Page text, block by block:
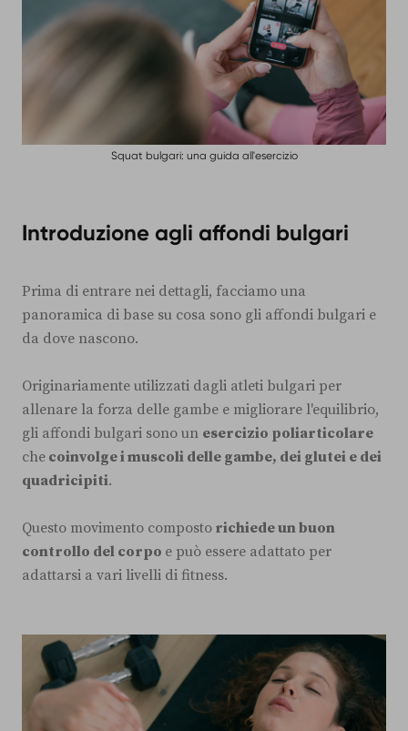
Squat bulgari: una guida all'esercizio
Introduzione agli affondi bulgari
Prima di entrare nei dettagli, facciamo una
panoramica di base su cosa sono gli affondi bulgari e
da dove nascono.
Originariamente utilizzati dagli atleti bulgari per
allenare la forza delle gambe e migliorare l'equilibrio,
gli affondi bulgari sono un esercizio poliarticolare
che coinvolge i muscoli delle gambe, dei glutei e dei
quadricipiti.
Questo movimento composto richiede un buon
controllo del corpo e può essere adattato per
adattarsi a vari livelli di fitness.